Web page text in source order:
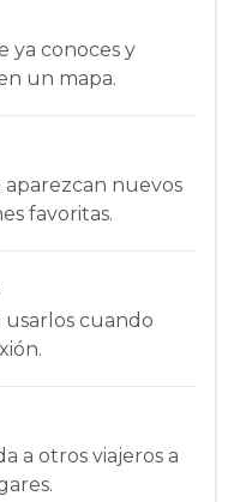
ya conoces y
un mapa.
aparezcan nuevos
favoritas.
usarlos cuando
a otros viajeros a